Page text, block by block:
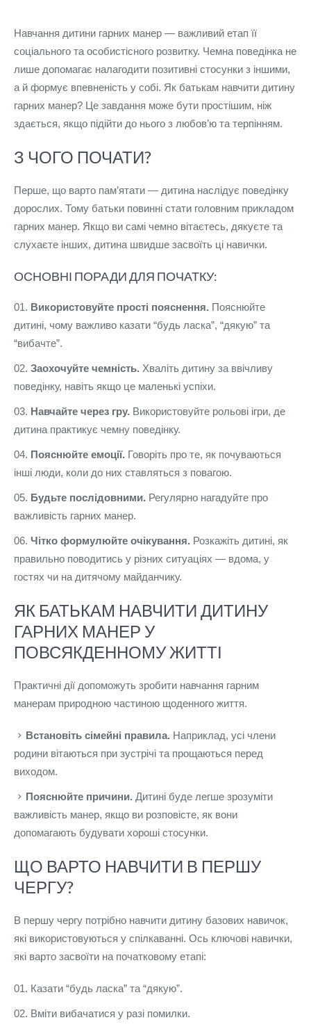
Навчання дитини гарних манер — важливий етап її
соціального та особистісного розвитку. Чемна поведінка не
лише допомагає налагодити позитивні стосунки з іншими,
а й формує впевненість у собі. Як батькам навчити дитину
гарних манер? Це завдання може бути простішим, ніж
здається, якщо підійти до нього з любов’ю та терпінням.
З ЧОГО ПОЧАТИ?
Перше, що варто пам’ятати — дитина наслідує поведінку
дорослих. Тому батьки повинні стати головним прикладом
гарних манер. Якщо ви самі чемно вітаєтесь, дякуєте та
слухаєте інших, дитина швидше засвоїть ці навички.
ОСНОВНІ ПОРАДИ ДЛЯ ПОЧАТКУ:
Використовуйте прості пояснення. Пояснюйте
дитині, чому важливо казати “будь ласка”, “дякую” та
“вибачте”.
Заохочуйте чемність. Хваліть дитину за ввічливу
поведінку, навіть якщо це маленькі успіхи.
Навчайте через гру. Використовуйте рольові ігри, де
дитина практикує чемну поведінку.
Пояснюйте емоції. Говоріть про те, як почуваються
інші люди, коли до них ставляться з повагою.
Будьте послідовними. Регулярно нагадуйте про
важливість гарних манер.
Чітко формулюйте очікування. Розкажіть дитині, як
правильно поводитись у різних ситуаціях — вдома, у
гостях чи на дитячому майданчику.
ЯК БАТЬКАМ НАВЧИТИ ДИТИНУ
ГАРНИХ МАНЕР У
ПОВСЯКДЕННОМУ ЖИТТІ
Практичні дії допоможуть зробити навчання гарним
манерам природною частиною щоденного життя.
Встановіть сімейні правила. Наприклад, усі члени
родини вітаються при зустрічі та прощаються перед
виходом.
Пояснюйте причини. Дитині буде легше зрозуміти
важливість манер, якщо ви розповісте, як вони
допомагають будувати хороші стосунки.
ЩО ВАРТО НАВЧИТИ В ПЕРШУ
ЧЕРГУ?
В першу чергу потрібно навчити дитину базових навичок,
які використовуються у спілкаванні. Ось ключові навички,
які варто засвоїти на початковому етапі:
Казати “будь ласка” та “дякую”.
Вміти вибачатися у разі помилки.